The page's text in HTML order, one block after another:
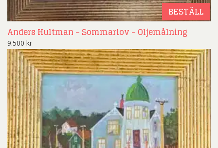
BESTÄLL
Anders Hultman – Sommarlov – Oljemålning
9.500 kr